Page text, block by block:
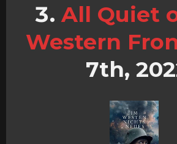
All Quiet
Western
7th,